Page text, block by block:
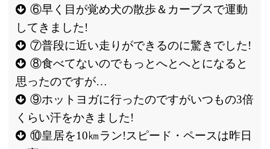
⑥早く目が覚め犬の散歩＆カーブスで運動
してきました!
⑦普段に近い走りができるのに驚きでした!
⑧食べてないのでもっとへとへとになると
思ったのですが…
⑨ホットヨガに行ったのですがいつもの3倍
くらい汗をかきました!
⑩皇居を10㎞ラン!スピード・ペースは昨日